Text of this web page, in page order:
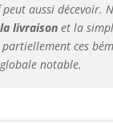
aussi décevoir.
livraisonet la
partiellement ces
notable.